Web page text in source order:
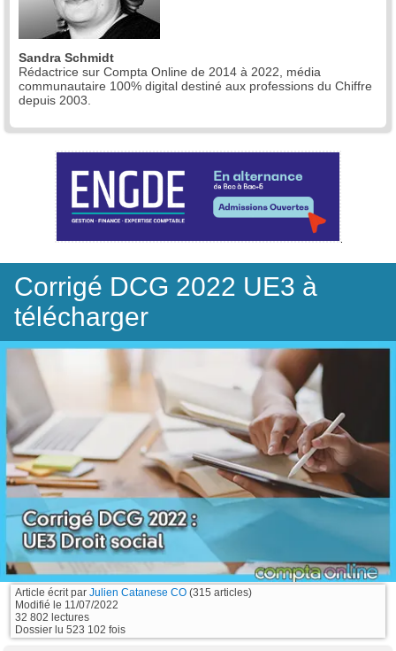
Sandra Schmidt
Rédactrice sur Compta Online de 2014 à 2022, média
communautaire 100% digital destiné aux professions du Chiffre
depuis 2003.
Corrigé DCG 2022 UE3 à
télécharger
Article écrit par Julien Catanese CO (315 articles)
Modifié le 11/07/2022
32 802 lectures
Dossier lu 523 102 fois